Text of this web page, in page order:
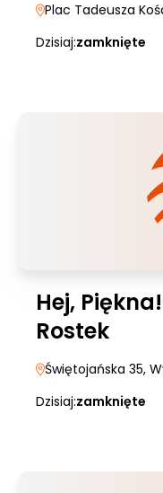
Plac Tadeusza
Dzisiaj:zamknięte
Hej,
Rostek
Świętojańska 35,
Dzisiaj:zamknięte